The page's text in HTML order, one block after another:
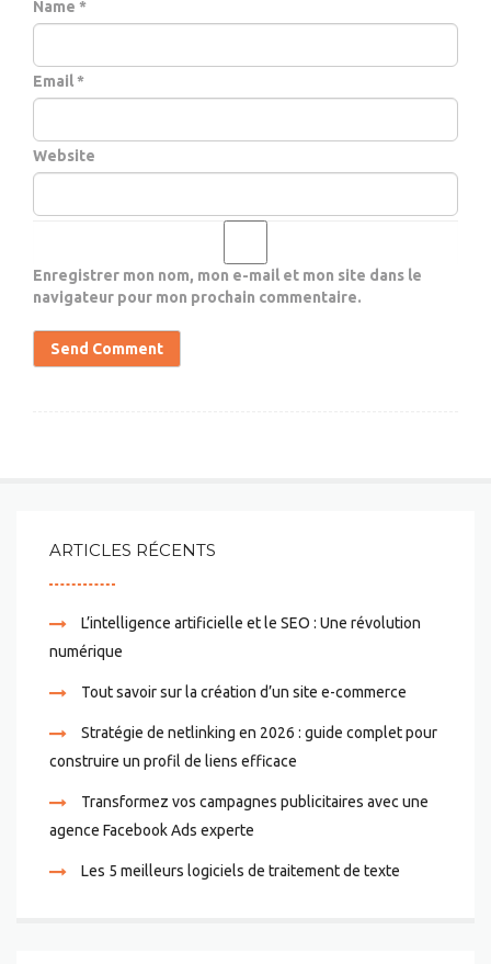
Name *
Email *
Website
Enregistrer mon nom, mon e-mail et mon site dans le
navigateur pour mon prochain commentaire.
ARTICLES RÉCENTS
L’intelligence artificielle et le SEO : Une révolution
numérique
Tout savoir sur la création d’un site e-commerce
Stratégie de netlinking en 2026 : guide complet pour
construire un profil de liens efficace
Transformez vos campagnes publicitaires avec une
agence Facebook Ads experte
Les 5 meilleurs logiciels de traitement de texte